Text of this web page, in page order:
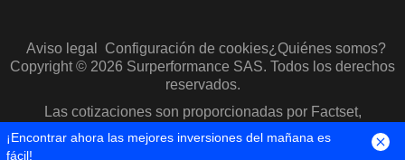
Aviso legal Configuración de cookies¿Quiénes somos?
Copyright © 2026 Surperformance SAS. Todos los derechos
reservados.
Las cotizaciones son proporcionadas por Factset,
Morningstar y S&P Capital IQ
¡Encontrar ahora las mejores inversiones del mañana es
fácil!